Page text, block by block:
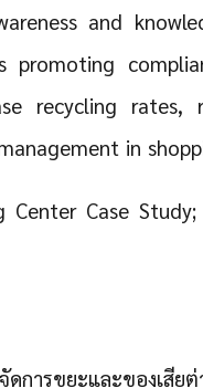
and
promoting
recycling rates,
in
Center Case
การขยะและของเสีย